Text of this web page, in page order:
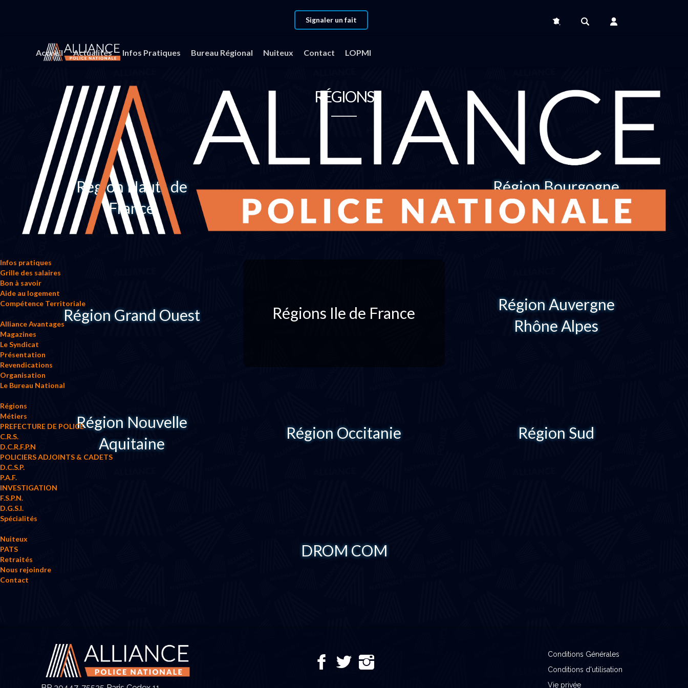
Signaler un fait
Accueil Actualités Infos Pratiques Bureau Régional Nuiteux Contact LOPMI
Infos pratiques
Grille des salaires
Bon à savoir
Aide au logement
Compétence Territoriale
Alliance Avantages
Magazines
Le Syndicat
Présentation
Revendications
Organisation
Le Bureau National
Régions
Métiers
PREFECTURE DE POLICE
C.R.S.
D.C.R.F.P.N
POLICIERS ADJOINTS & CADETS
D.C.S.P.
P.A.F.
INVESTIGATION
F.S.P.N.
D.G.S.I.
Spécialités
Nuiteux
PATS
Retraités
Nous rejoindre
Contact
RÉGIONS
Région Hauts de
France
Région Grand Est
Région Bourgogne
Franche Comté
Région Grand Ouest Régions Ile de France
Région Auvergne
Rhône Alpes
Région Nouvelle
Aquitaine
Région Occitanie Région Sud
DROM COM
Conditions Générales
Conditions d'utilisation
Vie privée